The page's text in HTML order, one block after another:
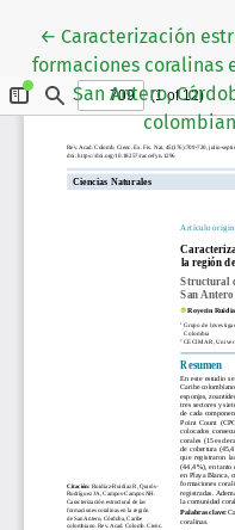
← Volver a los
Caracterización
formaciones coralinas
San Antero,